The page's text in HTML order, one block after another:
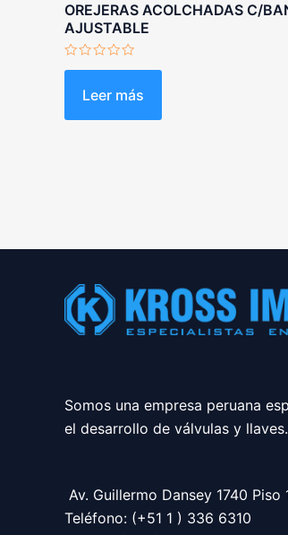
OREJERAS ACOLCHADAS C/
AJUSTABLE
Valorado
Leer más
Somos una empresa peruana
el desarrollo de válvulas y llaves.
Av. Guillermo Dansey 1740 Piso
Teléfono: (+51 1 ) 336 6310